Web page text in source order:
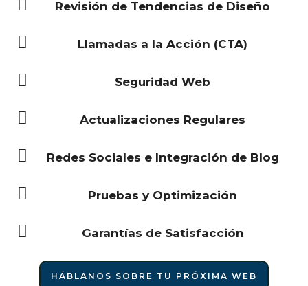
Revisión de Tendencias de Diseño
Llamadas a la Acción (CTA)
Seguridad Web
Actualizaciones Regulares
Redes Sociales e Integración de Blog
Pruebas y Optimización
Garantías de Satisfacción
HÁBLANOS SOBRE TU PRÓXIMA WEB